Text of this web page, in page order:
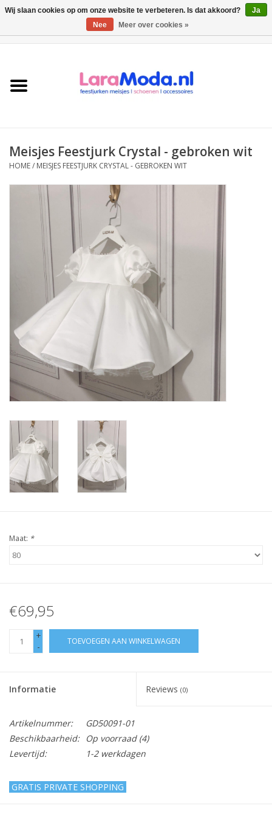
collecties
Bolero meisje
Accessoires
Private Shopping
Meisjes Feestjurk Crystal - gebroken wit
HOME/ MEISJES FEESTJURK CRYSTAL - GEBROKEN WIT
Maat: *
€69,95
+
-
TOEVOEGEN AAN WINKELWAGEN
Informatie Reviews (0)
Artikelnummer:
GD50091-01
Beschikbaarheid:
Op voorraad(4)
Levertijd:
1-2 werkdagen
GRATIS PRIVATE SHOPPING
Wij slaan cookies op om onze website te verbeteren. Is dat akkoord?
Ja
Nee
Meer over cookies »